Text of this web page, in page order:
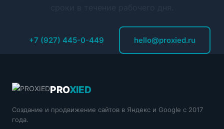
+7 (927) 445-0-449 hello@proxied.ru
PROXIED
Создание и продвижение сайтов в Яндекс и Google с 2017
года.